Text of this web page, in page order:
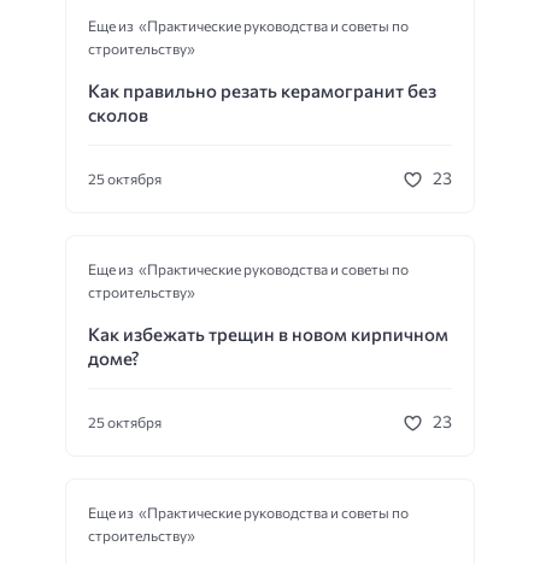
Еще из «Практические руководства и советы по
строительству»
Как правильно резать керамогранит без
сколов
25 октября 23
Еще из «Практические руководства и советы по
строительству»
Как избежать трещин в новом кирпичном
доме?
25 октября 23
Еще из «Практические руководства и советы по
строительству»